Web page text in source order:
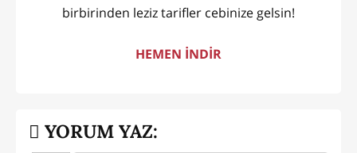
birbirinden leziz tarifler cebinize gelsin!
HEMEN İNDİR
YORUM YAZ: